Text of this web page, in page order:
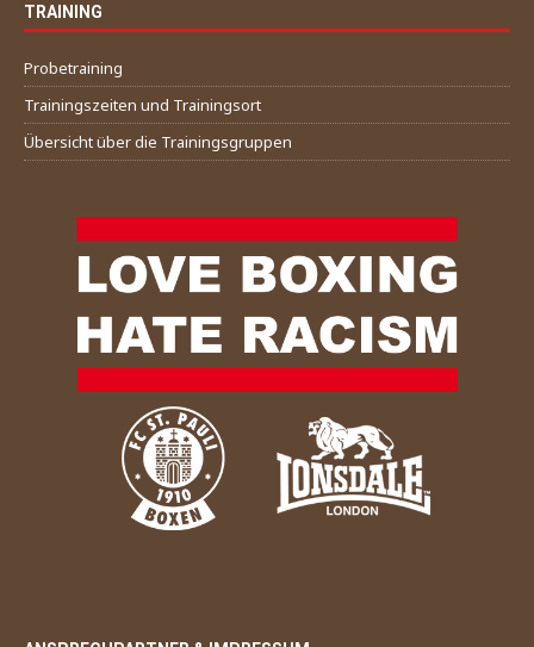
TRAINING
Probetraining
Trainingszeiten und Trainingsort
Übersicht über die Trainingsgruppen